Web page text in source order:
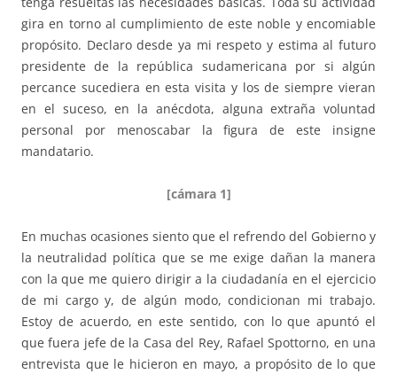
gira en torno al cumplimiento de este noble y encomiable
propósito. Declaro desde ya mi respeto y estima al futuro
presidente de la república sudamericana por si algún
percance sucediera en esta visita y los de siempre vieran
en el suceso, en la anécdota, alguna extraña voluntad
personal por menoscabar la figura de este insigne
mandatario.
[cámara 1]
En muchas ocasiones siento que el refrendo del Gobierno y
la neutralidad política que se me exige dañan la manera
con la que me quiero dirigir a la ciudadanía en el ejercicio
de mi cargo y, de algún modo, condicionan mi trabajo.
Estoy de acuerdo, en este sentido, con lo que apuntó el
que fuera jefe de la Casa del Rey, Rafael Spottorno, en una
entrevista que le hicieron en mayo, a propósito de lo que